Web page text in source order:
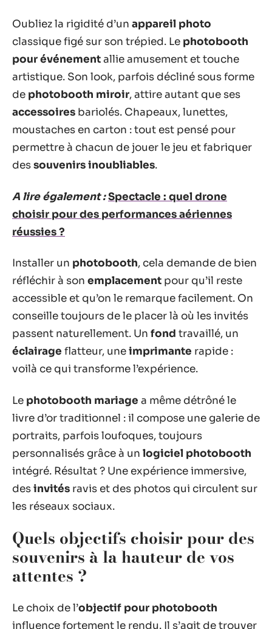
Oubliez la rigidité d’un appareil photo
classique figé sur son trépied. Le photobooth
pour événementallie amusement et touche
artistique. Son look, parfois décliné sous forme
de photobooth miroir, attire autant que ses
accessoires bariolés. Chapeaux, lunettes,
moustaches en carton : tout est pensé pour
permettre à chacun de jouer le jeu et fabriquer
dessouvenirs inoubliables.
A lire également :Spectacle : quel drone
choisir pour des performances aériennes
réussies ?
Installer un photobooth, cela demande de bien
réfléchir à son emplacement pour qu’il reste
accessible et qu’on le remarque facilement. On
conseille toujours de le placer là où les invités
passent naturellement. Un fond travaillé, un
éclairage flatteur, uneimprimante rapide :
voilà ce qui transforme l’expérience.
Le photobooth mariage a même détrôné le
livre d’or traditionnel : il compose une galerie de
portraits, parfois loufoques, toujours
personnalisés grâce à un logiciel photobooth
intégré. Résultat ? Une expérience immersive,
desinvités ravis et des photos qui circulent sur
les réseaux sociaux.
Quels objectifs choisir pour des
souvenirs à la hauteur de vos
attentes ?
Le choix de l’objectif pour photobooth
influence fortement le rendu. Il s’agit de trouver